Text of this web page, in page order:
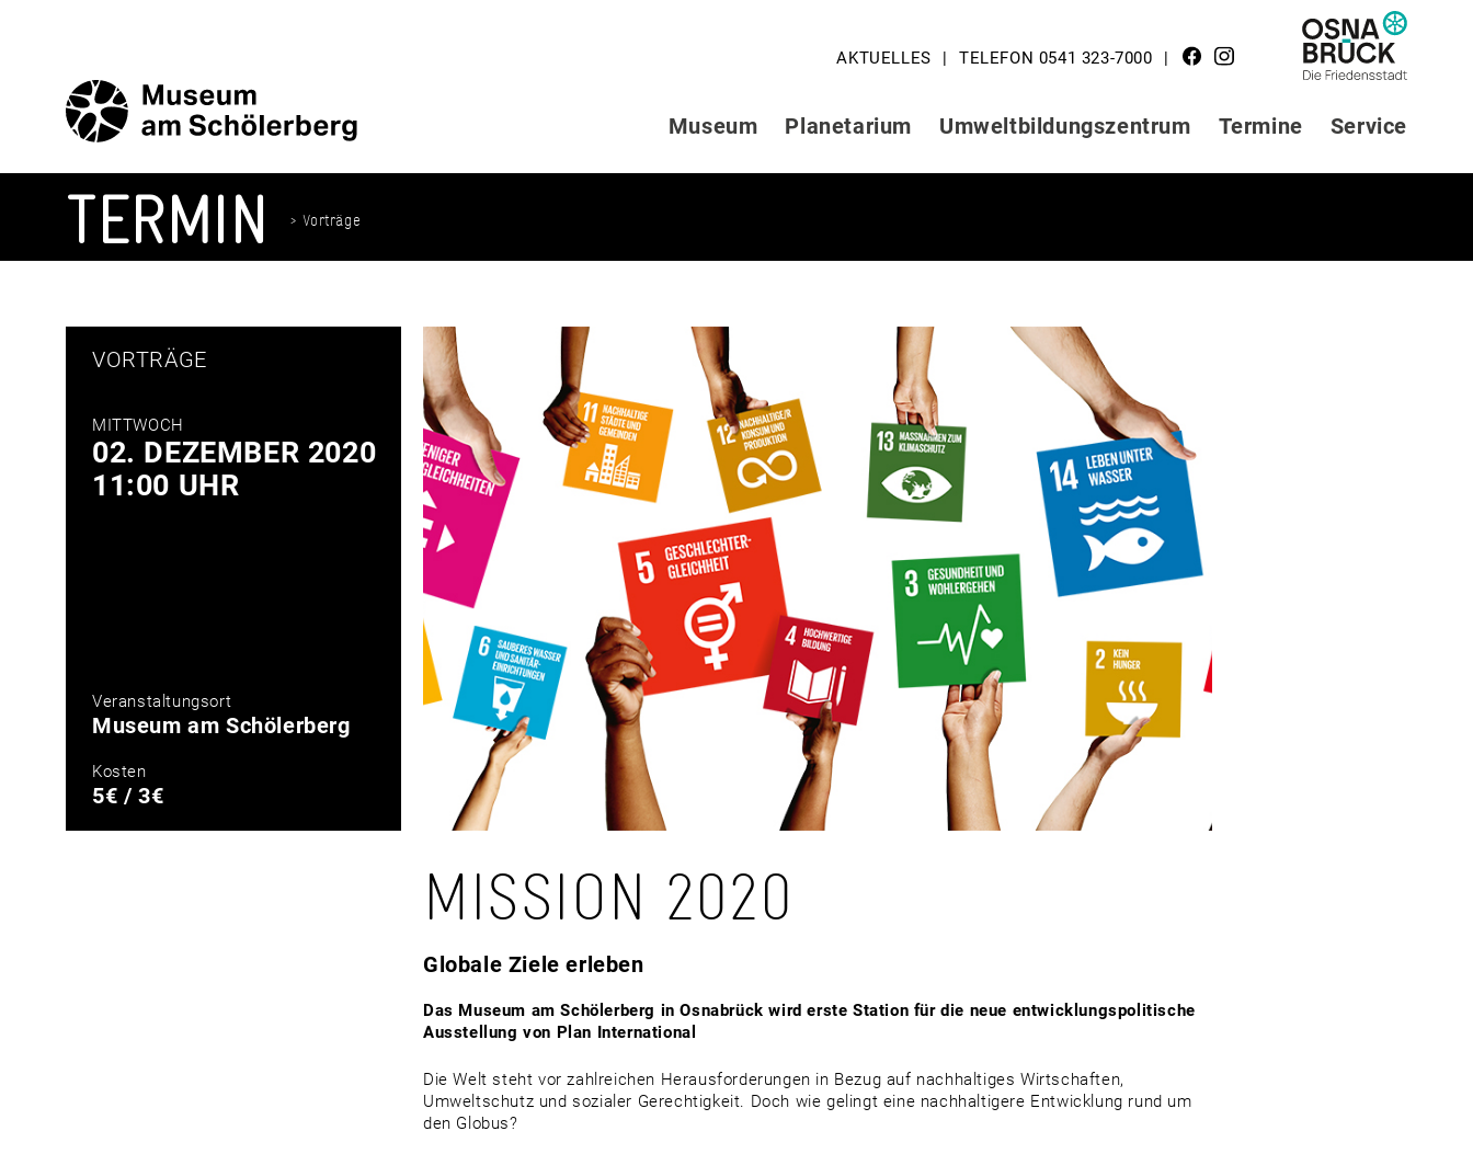
AKTUELLES TELEFON 0541 323-7000
LOGO STADT
OSNABRÜCK
Museum Planetarium Umweltbildungszentrum Termine Service
TERMIN > Vorträge
VORTRÄGE
MITTWOCH
02. DEZEMBER 2020
11:00 UHR
Veranstaltungsort
Museum am Schölerberg
Kosten
5€ / 3€
MISSION 2020
Globale Ziele erleben
Das Museum am Schölerberg in Osnabrück wird erste Station für die neue entwicklungspolitische
Ausstellung von Plan International
Die Welt steht vor zahlreichen Herausforderungen in Bezug auf nachhaltiges Wirtschaften,
Umweltschutz und sozialer Gerechtigkeit. Doch wie gelingt eine nachhaltigere Entwicklung rund um
den Globus?